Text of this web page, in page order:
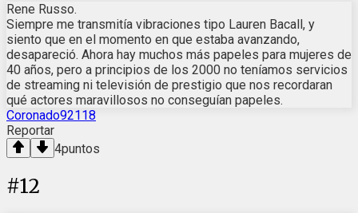
Rene Russo.
Siempre me transmitía vibraciones tipo Lauren Bacall, y
siento que en el momento en que estaba avanzando,
desapareció. Ahora hay muchos más papeles para mujeres de
40 años, pero a principios de los 2000 no teníamos servicios
de streaming ni televisión de prestigio que nos recordaran
qué actores maravillosos no conseguían papeles.
Coronado92118
Reportar
4puntos
#12